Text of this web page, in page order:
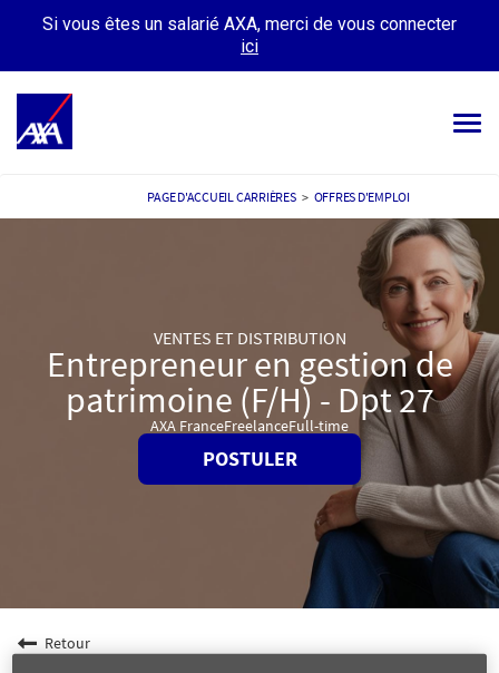
Si vous êtes un salarié AXA, merci de vous connecter
ici
MES CANDIDATURES MON PROFIL
PAGE D'ACCUEIL CARRIÈRES > OFFRES D'EMPLOI
VENTES ET DISTRIBUTION
Entrepreneur en gestion de
patrimoine (F/H) - Dpt 27
AXA FranceFreelanceFull-time
POSTULER
Retour